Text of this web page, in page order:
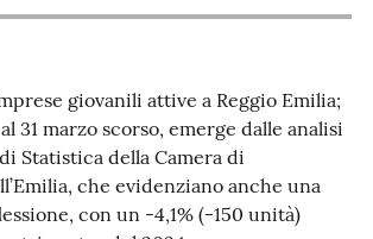
giovanili attive a Reggio Emilia;
31 marzo scorso, emerge dalle analisi
Statistica della Camera di
che evidenziano anche una
con un -4,1% (-150 unità)